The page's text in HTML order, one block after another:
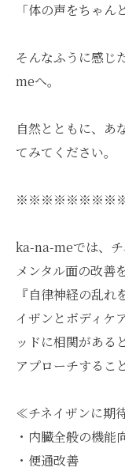
「体の声をちゃん
そんなふうに感じ
meへ。
自然とともに、あ
てみてください。
ka-na-meでは、
メンタル面の改善
『自律神経の乱
イザンとボディケ
ッドに相関がある
アプローチするこ
≪チネイザンに期
・内臓全般の機能
・便通改善